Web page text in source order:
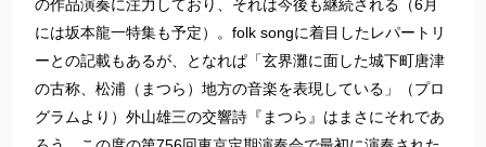
の作品演奏に注力しており、それは今後も継続される（6月
には坂本龍一特集も予定）。folk songに着目したレパートリ
ーとの記載もあるが、となれぱ「玄界灘に面した城下町唐津
の古称、松浦（まつら）地方の音楽を表現している」（プロ
グラムより）外山雄三の交響詩『まつら』はまさにそれであ